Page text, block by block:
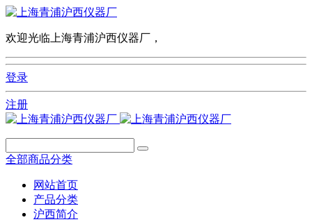
欢迎光临上海青浦沪西仪器厂，
登录
注册
全部商品分类
网站首页
产品分类
沪西简介